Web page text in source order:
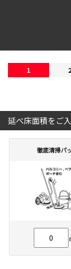
1
延べ床面積をご
徹底清掃パ